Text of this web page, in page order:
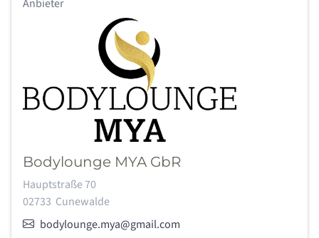
Anbieter
Bodylounge MYA GbR
Adresse:
Hauptstraße 70
02733 Cunewalde
E-Mail:bodylounge.mya@gmail.com